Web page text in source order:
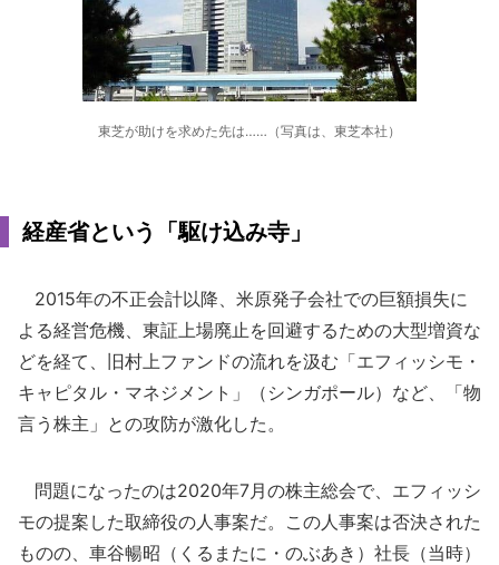
東芝が助けを求めた先は……（写真は、東芝本社）
経産省という「駆け込み寺」
2015年の不正会計以降、米原発子会社での巨額損失に
よる経営危機、東証上場廃止を回避するための大型増資な
どを経て、旧村上ファンドの流れを汲む「エフィッシモ・
キャピタル・マネジメント」（シンガポール）など、「物
言う株主」との攻防が激化した。
問題になったのは2020年7月の株主総会で、エフィッシ
モの提案した取締役の人事案だ。この人事案は否決された
ものの、車谷暢昭（くるまたに・のぶあき）社長（当時）